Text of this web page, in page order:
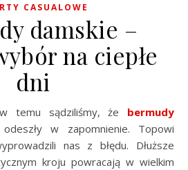
CASUALOWE
damskie –
na ciepłe
dni
temu sądziliśmy, że bermudy
w zapomnienie. Topowi
nas z błędu. Dłuższe
kroju powracają w wielkim